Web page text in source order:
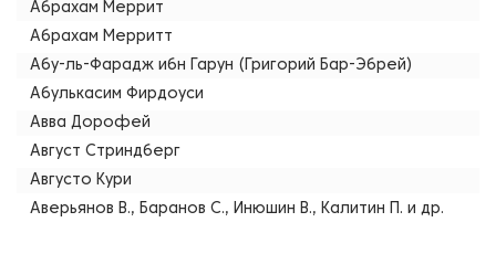
Абрахам Меррит
Абрахам Мерритт
Абу-ль-Фарадж ибн Гарун (Григорий Бар-Эбрей)
Абулькасим Фирдоуси
Авва Дорофей
Август Стриндберг
Августо Кури
Аверьянов В., Баранов С., Инюшин В., Калитин П. и др.